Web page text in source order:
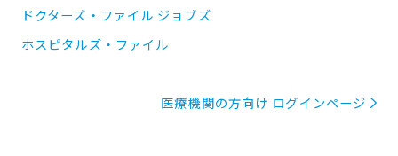
ドクターズ・ファイル ジョブズ
ホスピタルズ・ファイル
医療機関の方向け ログインページ